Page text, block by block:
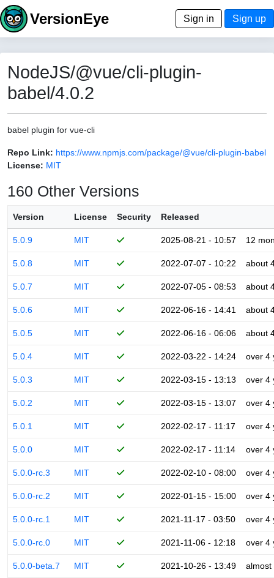
VersionEye Sign in Sign up
NodeJS/@vue/cli-plugin-
babel/4.0.2
babel plugin for vue-cli
Repo Link: https://www.npmjs.com/package/@vue/cli-plugin-babel
License: MIT
160 Other Versions
Version License Security Released
5.0.9 MIT 2025-08-21 - 10:57 12
5.0.8 MIT 2022-07-07 - 10:22 about
5.0.7 MIT 2022-07-05 - 08:53 about
5.0.6 MIT 2022-06-16 - 14:41 about
5.0.5 MIT 2022-06-16 - 06:06 about
5.0.4 MIT 2022-03-22 - 14:24 over 4
5.0.3 MIT 2022-03-15 - 13:13 over 4
5.0.2 MIT 2022-03-15 - 13:07 over 4
5.0.1 MIT 2022-02-17 - 11:17 over 4
5.0.0 MIT 2022-02-17 - 11:14 over 4
5.0.0-rc.3 MIT 2022-02-10 - 08:00 over 4
5.0.0-rc.2 MIT 2022-01-15 - 15:00 over 4
5.0.0-rc.1 MIT 2021-11-17 - 03:50 over 4
5.0.0-rc.0 MIT 2021-11-06 - 12:18 over 4
5.0.0-beta.7 MIT 2021-10-26 - 13:49 almost